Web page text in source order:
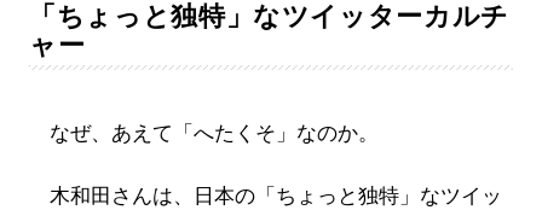
「ちょっと独特」なツイッターカルチ
ャー
なぜ、あえて「へたくそ」なのか。
木和田さんは、日本の「ちょっと独特」なツイッ